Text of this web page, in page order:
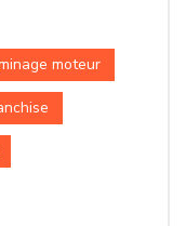
moteur